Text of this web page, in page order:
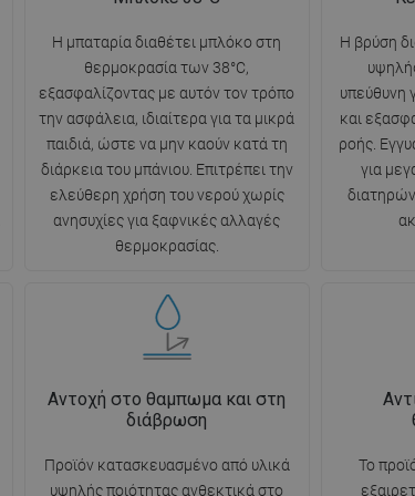
Η μπαταρία διαθέτει μπλόκο στη
θερμοκρασία των 38°C,
εξασφαλίζοντας με αυτόν τον τρόπο
την ασφάλεια, ιδιαίτερα για τα μικρά
παιδιά, ώστε να μην καούν κατά τη
διάρκεια του μπάνιου. Επιτρέπει την
ελεύθερη χρήση του νερού χωρίς
ανησυχίες για ξαφνικές αλλαγές
θερμοκρασίας.
Η βρύση
υπεύθυνη
και
ροής.
για
Αντοχή στο θαμπωμα και στη
διάβρωση
Προϊόν κατασκευασμένο από υλικά
υψηλής ποιότητας ανθεκτικά στο
Το